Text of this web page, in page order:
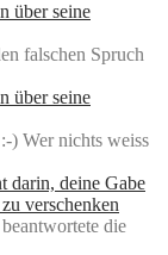
über seine
falschen Spruch
über seine
) Wer nichts weiss
darin, deine Gabe
verschenken
die